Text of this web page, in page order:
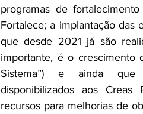
programas de
Fortalece; a implantação das
que desde 2021 já são
importante, é o crescimento
Sistema”) e ainda
disponibilizados aos
recursos para melhorias de